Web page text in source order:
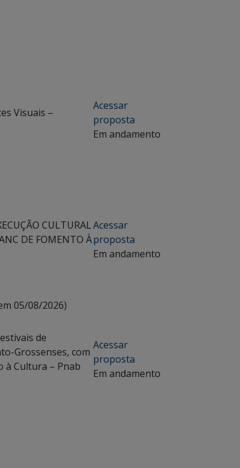
Visuais –
Acessar
proposta
Em andamento
CULTURAL
DE FOMENTO À
Acessar
proposta
Em andamento
05/08/2026)
de
Grossenses, com
à Cultura – Pnab
Acessar
proposta
Em andamento